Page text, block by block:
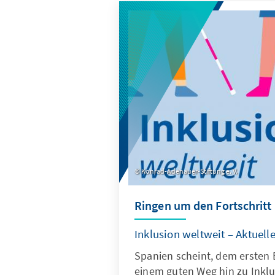
Präventionsmaßnahmen über
Krisenmanagement bis hin
Instrumentalisierung mehrere
Konrad-Adenauer-Stiftung e. V.
Ringen um den Fortschritt
Inklusion weltweit –
Spanien scheint, dem ersten
einem guten Weg hin zu